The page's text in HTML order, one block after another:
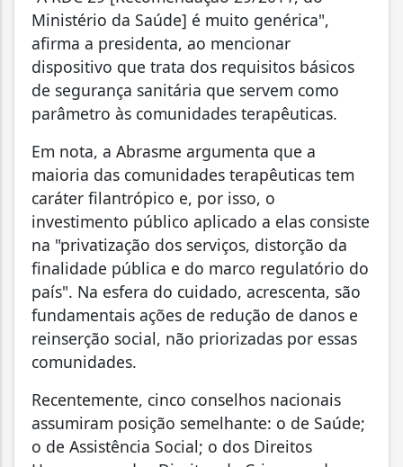
Ministério da Saúde] é muito genérica",
afirma a presidenta, ao mencionar
dispositivo que trata dos requisitos básicos
de segurança sanitária que servem como
parâmetro às comunidades terapêuticas.
Em nota, a Abrasme argumenta que a
maioria das comunidades terapêuticas tem
caráter filantrópico e, por isso, o
investimento público aplicado a elas consiste
na "privatização dos serviços, distorção da
finalidade pública e do marco regulatório do
país". Na esfera do cuidado, acrescenta, são
fundamentais ações de redução de danos e
reinserção social, não priorizadas por essas
comunidades.
Recentemente, cinco conselhos nacionais
assumiram posição semelhante: o de Saúde;
o de Assistência Social; o dos Direitos